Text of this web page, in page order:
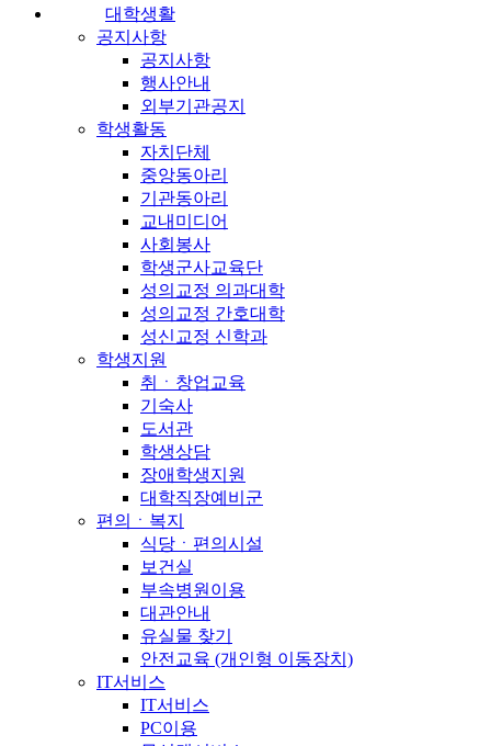
대학생활
공지사항
공지사항
행사안내
외부기관공지
학생활동
자치단체
중앙동아리
기관동아리
교내미디어
사회봉사
학생군사교육단
성의교정 의과대학
성의교정 간호대학
성신교정 신학과
학생지원
취ㆍ창업교육
기숙사
도서관
학생상담
장애학생지원
대학직장예비군
편의ㆍ복지
식당ㆍ편의시설
보건실
부속병원이용
대관안내
유실물 찾기
안전교육 (개인형 이동장치)
IT서비스
IT서비스
PC이용